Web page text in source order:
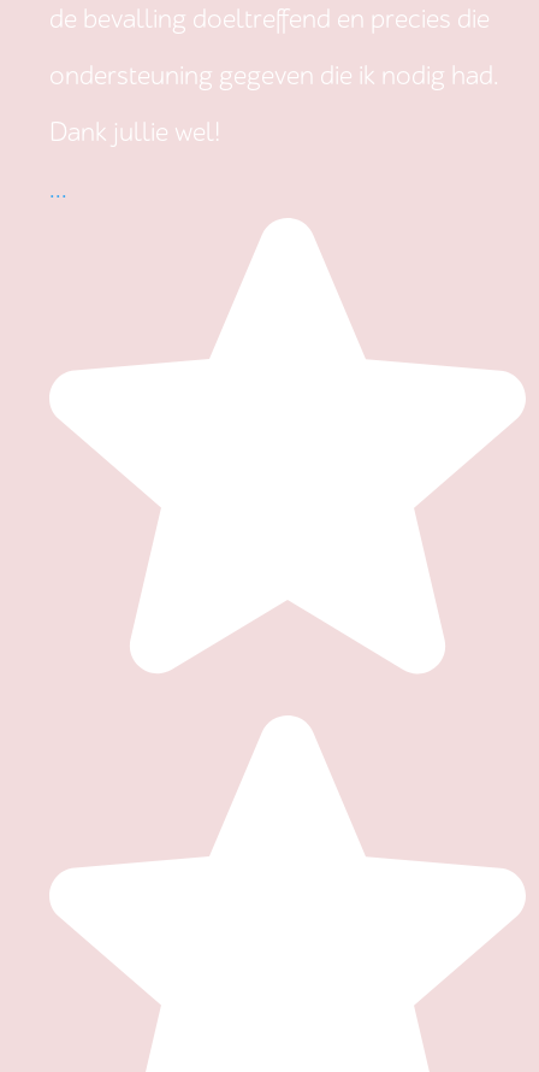
de bevalling doeltreffend en precies die
ondersteuning gegeven die ik nodig had.
Dank jullie wel!
...